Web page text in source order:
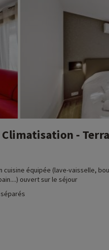
-
cuisine équipée (lave-vaisselle,
ouvert sur le séjour
séparés